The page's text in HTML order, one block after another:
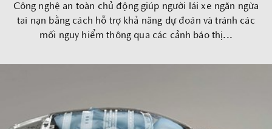
Công nghệ an toàn chủ động giúp người lái xe ngăn ngừa
tai nạn bằng cách hỗ trợ khả năng dự đoán và tránh các
mối nguy hiểm thông qua các cảnh báo thị...